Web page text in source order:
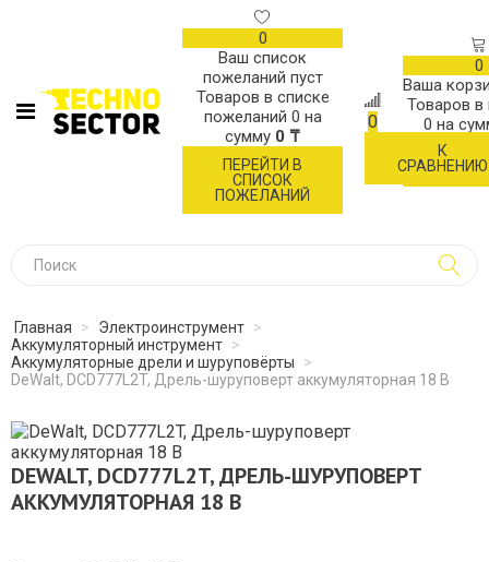
0
Ваш список
пожеланий пуст
Товаров в списке
пожеланий 0 на
сумму 0 ₸
ПЕРЕЙТИ В
СПИСОК
ПОЖЕЛАНИЙ
0
К
СРАВНЕНИЮ
0
Ваша
Товаров в
0 на
Главная > Электроинструмент >
Аккумуляторный инструмент >
Аккумуляторные дрели и шуруповёрты
>
DeWalt, DCD777L2T, Дрель-шуруповерт аккумуляторная 18 В
DEWALT, DCD777L2T, ДРЕЛЬ-ШУРУПОВЕРТ
АККУМУЛЯТОРНАЯ 18 В